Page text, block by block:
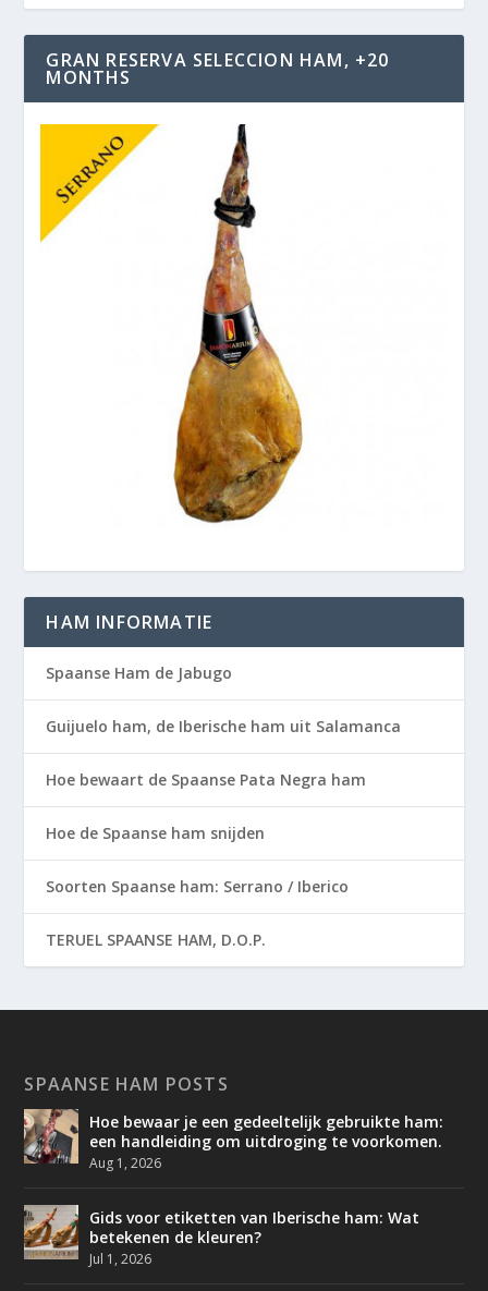
GRAN RESERVA SELECCION HAM, +20
MONTHS
HAM INFORMATIE
Spaanse Ham de Jabugo
Guijuelo ham, de Iberische ham uit Salamanca
Hoe bewaart de Spaanse Pata Negra ham
Hoe de Spaanse ham snijden
Soorten Spaanse ham: Serrano / Iberico
TERUEL SPAANSE HAM, D.O.P.
SPAANSE HAM POSTS
Hoe bewaar je een gedeeltelijk gebruikte ham:
een handleiding om uitdroging te voorkomen.
Aug 1, 2026
Gids voor etiketten van Iberische ham: Wat
betekenen de kleuren?
Jul 1, 2026